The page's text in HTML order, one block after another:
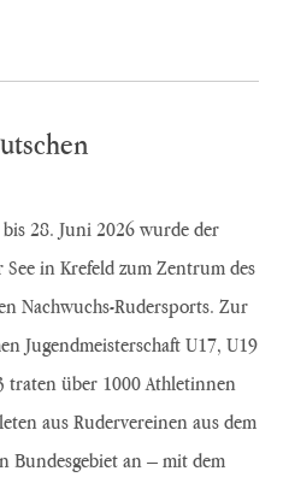
bis 28. Juni 2026 wurde der
See in Krefeld zum Zentrum des
Nachwuchs-Rudersports. Zur
Jugendmeisterschaft U17, U19
traten über 1000 Athletinnen
aus Rudervereinen aus dem
Bundesgebiet an – mit dem